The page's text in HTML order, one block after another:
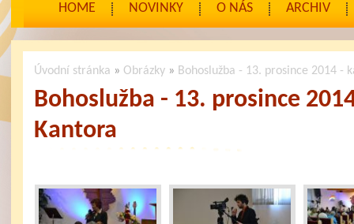
HOME NOVINKY O NÁS ARCHIV
Úvodní stránka » Obrázky » Bohoslužba - 13. prosince 2014 -
Bohoslužba - 13. prosince
Kantora